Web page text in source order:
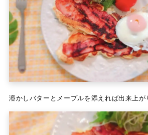
溶かしバターとメープルを添えれば出来上が